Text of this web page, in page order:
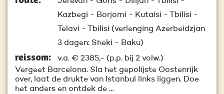
Kazbegi - Borjomi - Kutaisi - Tbilisi -
Telavi - Tbilisi (verlenging Azerbeidzjan
3 dagen: Sheki - Baku)
reissom: v.a. € 2385,- (p.p. bij 2 volw.)
Vergeet Barcelona. Sla het gepolijste Oostenrijk
over, laat de drukte van Istanbul links liggen. Doe
het anders en ontdek de …